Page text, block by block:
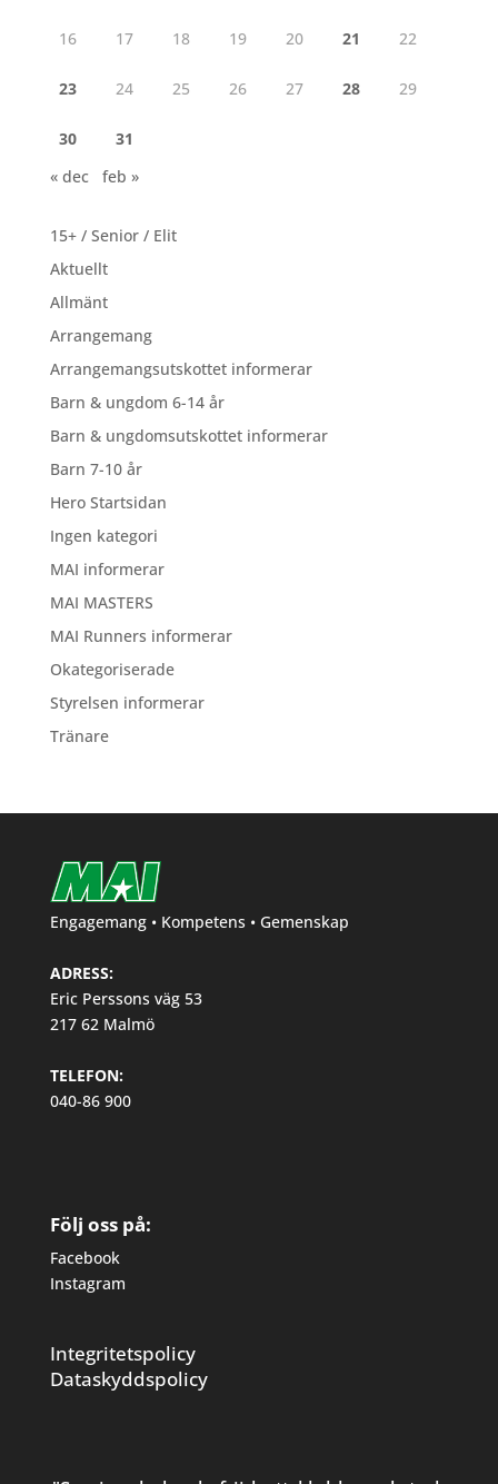
16 17 18 19 20 21 22
23 24 25 26 27 28 29
30
31
« dec
feb »
15+ / Senior / Elit
Aktuellt
Allmänt
Arrangemang
Arrangemangsutskottet informerar
Barn & ungdom 6-14 år
Barn & ungdomsutskottet informerar
Barn 7-10 år
Hero Startsidan
Ingen kategori
MAI informerar
MAI MASTERS
MAI Runners informerar
Okategoriserade
Styrelsen informerar
Tränare
Engagemang • Kompetens • Gemenskap
ADRESS:
Eric Perssons väg 53
217 62 Malmö
TELEFON:
040-86 900
Följ oss på:
Facebook
Instagram
Integritetspolicy
Dataskyddspolicy